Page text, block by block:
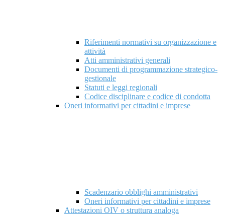
Riferimenti normativi su organizzazione e
attività
Atti amministrativi generali
Documenti di programmazione strategico-
gestionale
Statuti e leggi regionali
Codice disciplinare e codice di condotta
Oneri informativi per cittadini e imprese
Scadenzario obblighi amministrativi
Oneri informativi per cittadini e imprese
Attestazioni OIV o struttura analoga